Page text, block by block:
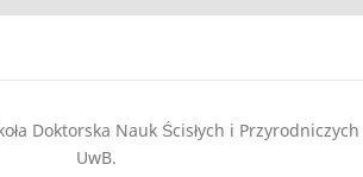
Doktorska Nauk Ścisłych i Przyrodniczych
UwB.